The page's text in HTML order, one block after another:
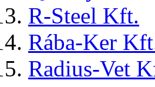
R-Steel Kft.
Rába-Ker
Radius-Vet